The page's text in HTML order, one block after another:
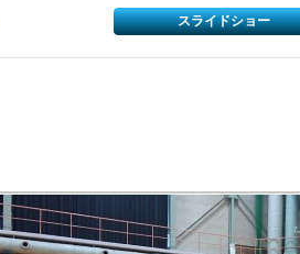
スライドショー